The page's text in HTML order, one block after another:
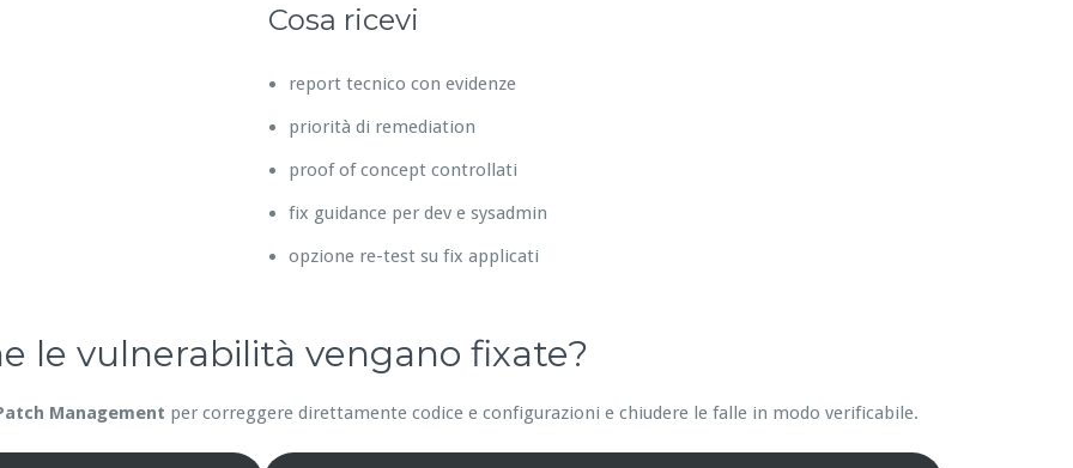
Cosa ricevi
report tecnico con evidenze
priorità di remediation
proof of concept controllati
fix guidance per dev e sysadmin
opzione re-test su fix applicati
le vulnerabilità vengano fixate?
Management per correggere direttamente codice e configurazioni e chiudere le falle in modo verificabile.